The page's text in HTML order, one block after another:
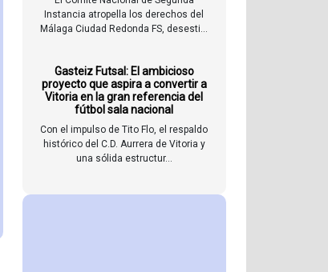
Instancia atropella los derechos del
Málaga Ciudad Redonda FS, desesti...
Gasteiz Futsal: El ambicioso
proyecto que aspira a convertir a
Vitoria en la gran referencia del
fútbol sala nacional
Con el impulso de Tito Flo, el respaldo
histórico del C.D. Aurrera de Vitoria y
una sólida estructur...